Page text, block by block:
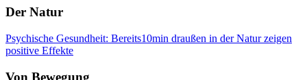
Der Natur
Psychische Gesundheit: Bereits10min draußen in der Natur zeigen
positive Effekte
Von Bewegung